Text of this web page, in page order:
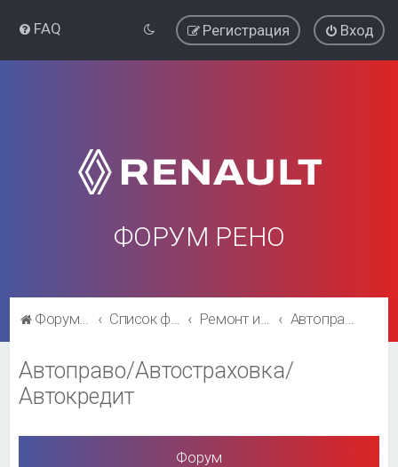
FAQ Вход
Регистрация
ФОРУМ РЕНО
Форум Рено Список форумов Ремонт и эксплуатация Автоправо/Автостраховка/Автокредит
Автоправо/Автостраховка/
Автокредит
Форум